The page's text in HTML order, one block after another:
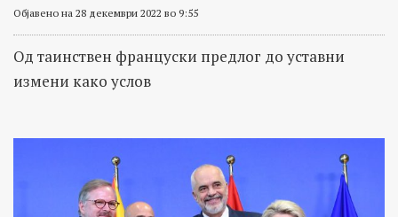
Објавено на 28 декември 2022 во 9:55
Од таинствен француски предлог до уставни
измени како услов